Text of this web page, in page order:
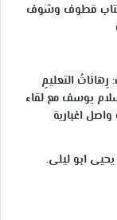
كتاب قطوف وشوف
التعليمِ
يوسف مع لقاء
اغبارية
يحيى ابو ليلى.